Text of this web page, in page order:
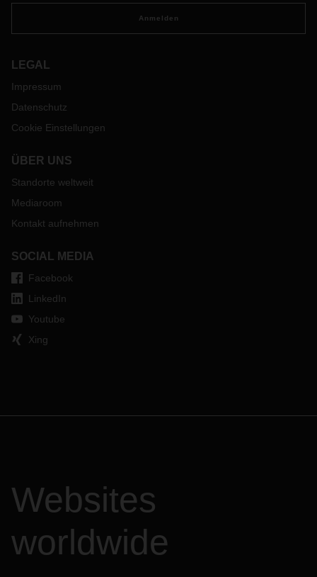
Anmelden
LEGAL
Impressum
Datenschutz
Cookie Einstellungen
ÜBER UNS
Standorte weltweit
Mediaroom
Kontakt aufnehmen
SOCIAL MEDIA
Facebook
LinkedIn
Youtube
Xing
Websites
worldwide